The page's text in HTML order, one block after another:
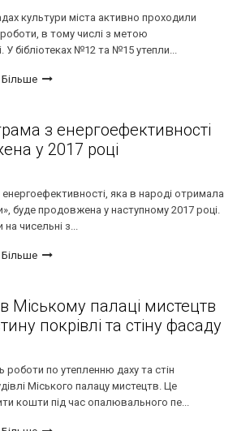
культури міста активно проходили
роботи, в тому числі з метою
бібліотеках №12 та №15 утепли...
Більше
з енергоефективності
у 2017 році
яка в народі отримала
буде продовжена у наступному 2017 році.
чисельні з...
Більше
Міському палаці мистецтв
покрівлі та стіну фасаду
по утепленню даху та стін
Міського палацу мистецтв. Це
кошти під час опалювального пе...